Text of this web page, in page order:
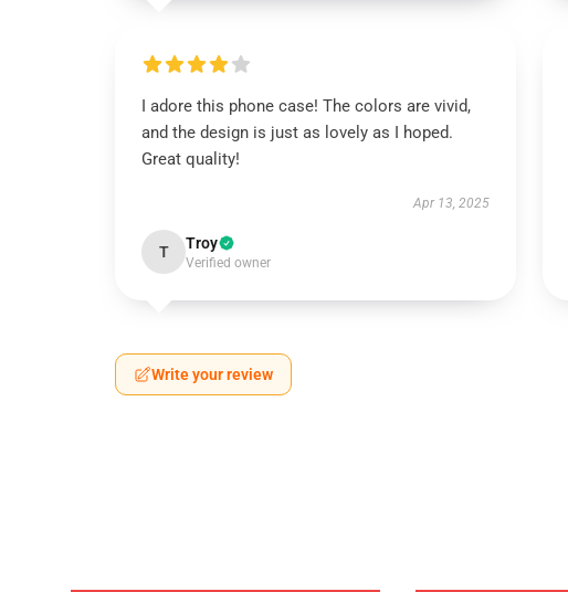
I adore this phone case! The colors are vivid,
and the design is just as lovely as I hoped.
Great quality!
Apr 13, 2025
T Troy
Verified owner
Write your review